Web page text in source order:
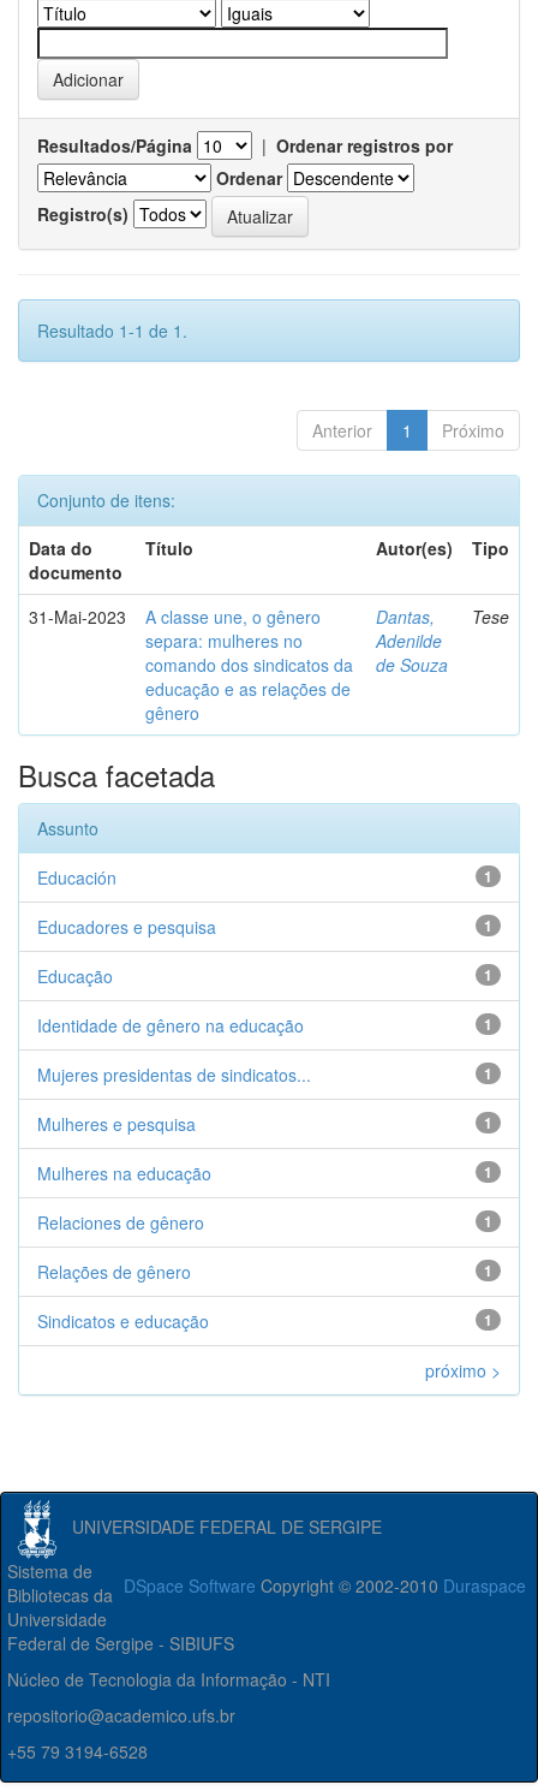
Resultados/Página | Ordenar registros por
Ordenar
Registro(s)
Resultado 1-1 de 1.
Anterior 1 Próximo
Conjunto de itens:
Data do
documento
Título Autor(es) Tipo
31-Mai-2023
A classe une, o gênero
separa: mulheres no
comando dos sindicatos da
educação e as relações de
gênero
Dantas,
Adenilde
de Souza
Tese
Busca facetada
Assunto
1
Educación
1
Educadores e pesquisa
1
Educação
1
Identidade de gênero na educação
1
Mujeres presidentas de sindicatos...
1
Mulheres e pesquisa
1
Mulheres na educação
1
Relaciones de gênero
1
Relações de gênero
1
Sindicatos e educação
próximo >
UNIVERSIDADE FEDERAL DE SERGIPE
DSpace Software Copyright © 2002-2010 Duraspace
Sistema de
Bibliotecas da
Universidade
Federal de Sergipe - SIBIUFS
Núcleo de Tecnologia da Informação - NTI
repositorio@academico.ufs.br
+55 79 3194-6528